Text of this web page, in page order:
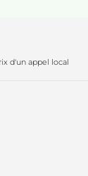
d'un appel local